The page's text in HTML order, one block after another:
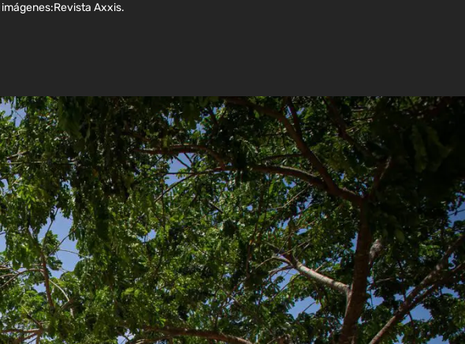
Revista Axxis.